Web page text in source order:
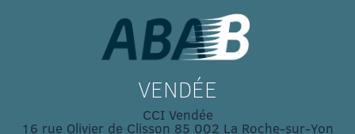
VENDÉE
CCI Vendée
16 rue Olivier de Clisson 85 002 La Roche-sur-Yon